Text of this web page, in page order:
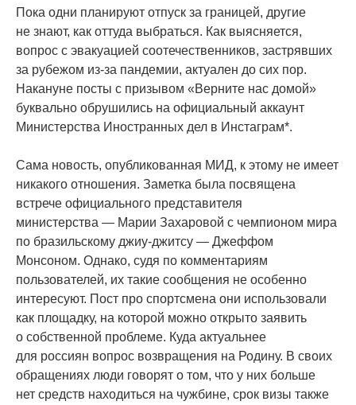
Пока одни планируют отпуск за границей, другие
не знают, как оттуда выбраться. Как выясняется,
вопрос с эвакуацией соотечественников, застрявших
за рубежом из-за пандемии, актуален до сих пор.
Накануне посты с призывом «Верните нас домой»
буквально обрушились на официальный аккаунт
Министерства Иностранных дел в Инстаграм*.
Сама новость, опубликованная МИД, к этому не имеет
никакого отношения. Заметка была посвящена
встрече официального представителя
министерства — Марии Захаровой с чемпионом мира
по бразильскому джиу-джитсу — Джеффом
Монсоном. Однако, судя по комментариям
пользователей, их такие сообщения не особенно
интересуют. Пост про спортсмена они использовали
как площадку, на которой можно открыто заявить
о собственной проблеме. Куда актуальнее
для россиян вопрос возвращения на Родину. В своих
обращениях люди говорят о том, что у них больше
нет средств находиться на чужбине, срок визы также